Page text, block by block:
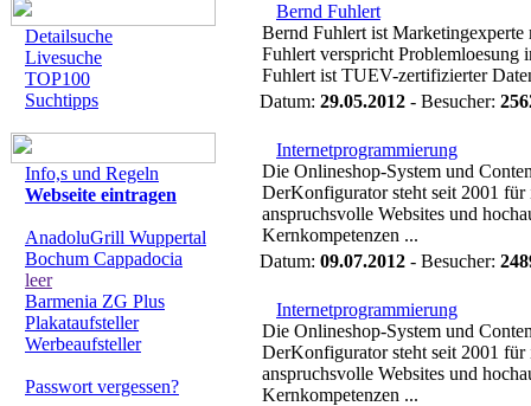
Detailsuche
Livesuche
TOP100
Suchtipps
Info,s und Regeln
Webseite eintragen
AnadoluGrill Wuppertal
Bochum Cappadocia
leer
Barmenia ZG Plus
Plakataufsteller
Werbeaufsteller
Passwort vergessen?
Bernd Fuhlert
Bernd Fuhlert ist
Fuhlert verspricht Problemloesung
Fuhlert ist TUEV-zertifizierter
Datum: 29.05.2012 - Besucher:
Internetprogrammierung
Die Onlineshop-System und
DerKonfigurator steht seit 2001
anspruchsvolle Websites und
Kernkompetenzen ...
Datum: 09.07.2012 - Besucher:
Internetprogrammierung
Die Onlineshop-System und
DerKonfigurator steht seit 2001
anspruchsvolle Websites und
Kernkompetenzen ...